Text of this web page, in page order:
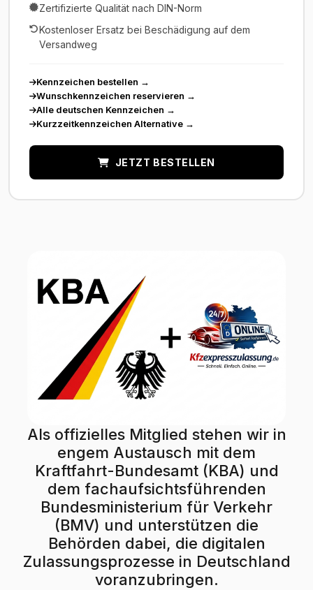
Zertifizierte Qualität nach DIN-Norm
Kostenloser Ersatz bei Beschädigung auf dem
Versandweg
Kennzeichen bestellen →
Wunschkennzeichen reservieren →
Alle deutschen Kennzeichen →
Kurzzeitkennzeichen Alternative →
JETZT BESTELLEN
Als offizielles Mitglied stehen wir in
engem Austausch mit dem
Kraftfahrt-Bundesamt (KBA) und
dem fachaufsichtsführenden
Bundesministerium für Verkehr
(BMV) und unterstützen die
Behörden dabei, die digitalen
Zulassungsprozesse in Deutschland
voranzubringen.